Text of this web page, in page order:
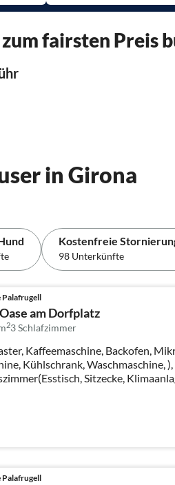
fairsten Preis
in Girona
Kostenfreie
98 Unterkünfte
Palafrugell
am Dorfplatz
23Schlafzimmer
Kaffeemaschine, Backofen,
Kühlschrank, Waschmaschine, ),
Sitzecke,
Palafrugell